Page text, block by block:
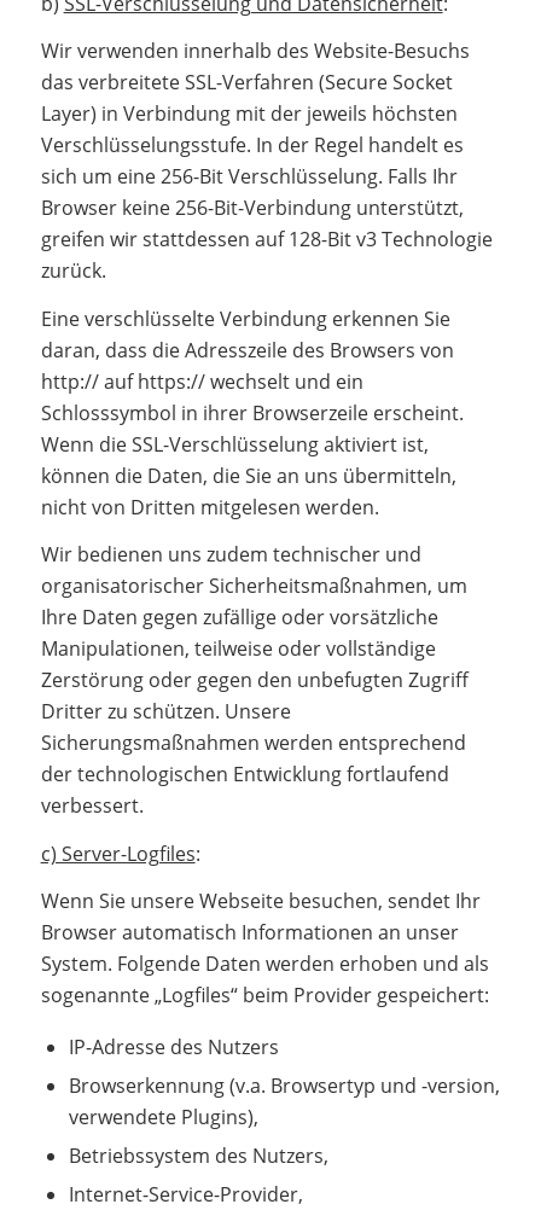
Wir verwenden innerhalb des Website-Besuchs
das verbreitete SSL-Verfahren (Secure Socket
Layer) in Verbindung mit der jeweils höchsten
Verschlüsselungsstufe. In der Regel handelt es
sich um eine 256-Bit Verschlüsselung. Falls Ihr
Browser keine 256-Bit-Verbindung unterstützt,
greifen wir stattdessen auf 128-Bit v3 Technologie
zurück.
Eine verschlüsselte Verbindung erkennen Sie
daran, dass die Adresszeile des Browsers von
http:// auf https:// wechselt und ein
Schlosssymbol in ihrer Browserzeile erscheint.
Wenn die SSL-Verschlüsselung aktiviert ist,
können die Daten, die Sie an uns übermitteln,
nicht von Dritten mitgelesen werden.
Wir bedienen uns zudem technischer und
organisatorischer Sicherheitsmaßnahmen, um
Ihre Daten gegen zufällige oder vorsätzliche
Manipulationen, teilweise oder vollständige
Zerstörung oder gegen den unbefugten Zugriff
Dritter zu schützen. Unsere
Sicherungsmaßnahmen werden entsprechend
der technologischen Entwicklung fortlaufend
verbessert.
c) Server-Logfiles:
Wenn Sie unsere Webseite besuchen, sendet Ihr
Browser automatisch Informationen an unser
System. Folgende Daten werden erhoben und als
sogenannte „Logfiles“ beim Provider gespeichert:
IP-Adresse des Nutzers
Browserkennung (v.a. Browsertyp und -version,
verwendete Plugins),
Betriebssystem des Nutzers,
Internet-Service-Provider,